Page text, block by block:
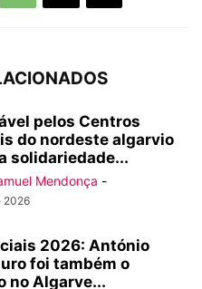
pelos Centros
do nordeste algarvio
solidariedade...
Mendonça -
2026
2026: António
foi também o
no Algarve...